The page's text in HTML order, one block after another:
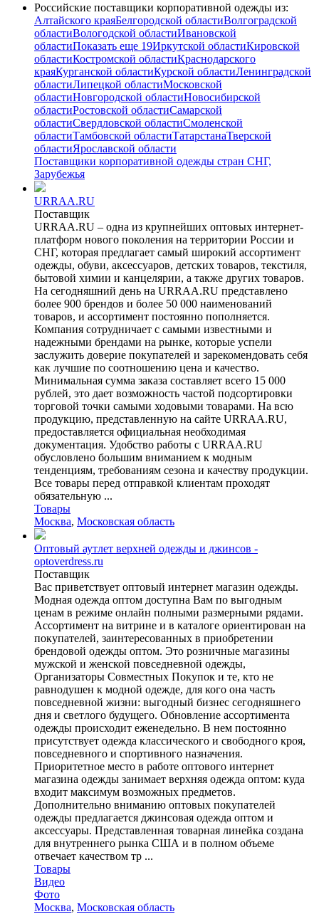
Российские поставщики корпоративной одежды из:
Алтайского краяБелгородской областиВолгоградской
областиВологодской областиИвановской
областиПоказать еще 19Иркутской областиКировской
областиКостромской областиКраснодарского
краяКурганской областиКурской областиЛенинградской
областиЛипецкой областиМосковской
областиНовгородской областиНовосибирской
областиРостовской областиСамарской
областиСвердловской областиСмоленской
областиТамбовской областиТатарстанаТверской
областиЯрославской области
Поставщики корпоративной одежды стран СНГ,
Зарубежья
URRAA.RU
Поставщик
URRAA.RU – одна из крупнейших оптовых интернет-
платформ нового поколения на территории России и
СНГ, которая предлагает самый широкий ассортимент
одежды, обуви, аксессуаров, детских товаров, текстиля,
бытовой химии и канцелярии, а также других товаров.
На сегодняшний день на URRAA.RU представлено
более 900 брендов и более 50 000 наименований
товаров, и ассортимент постоянно пополняется.
Компания сотрудничает с самыми известными и
надежными брендами на рынке, которые успели
заслужить доверие покупателей и зарекомендовать себя
как лучшие по соотношению цена и качество.
Минимальная сумма заказа составляет всего 15 000
рублей, это дает возможность частой подсортировки
торговой точки самыми ходовыми товарами. На всю
продукцию, представленную на сайте URRAA.RU,
предоставляется официальная необходимая
документация. Удобство работы с URRAA.RU
обусловлено большим вниманием к модным
тенденциям, требованиям сезона и качеству продукции.
Все товары перед отправкой клиентам проходят
обязательную ...
Товары
Москва, Московская область
Оптовый аутлет верхней одежды и джинсов -
optoverdress.ru
Поставщик
Вас приветствует оптовый интернет магазин одежды.
Модная одежда оптом доступна Вам по выгодным
ценам в режиме онлайн полными размерными рядами.
Ассортимент на витрине и в каталоге ориентирован на
покупателей, заинтересованных в приобретении
брендовой одежды оптом. Это розничные магазины
мужской и женской повседневной одежды,
Организаторы Совместных Покупок и те, кто не
равнодушен к модной одежде, для кого она часть
повседневной жизни: выгодный бизнес сегодняшнего
дня и светлого будущего. Обновление ассортимента
одежды происходит еженедельно. В нем постоянно
присутствует одежда классического и свободного кроя,
повседневного и спортивного назначения.
Приоритетное место в работе оптового интернет
магазина одежды занимает верхняя одежда оптом: куда
входит максимум возможных предметов.
Дополнительно вниманию оптовых покупателей
одежды предлагается джинсовая одежда оптом и
аксессуары. Представленная товарная линейка создана
для внутреннего рынка США и в полном объеме
отвечает качеством тр ...
Товары
Видео
Фото
Москва, Московская область